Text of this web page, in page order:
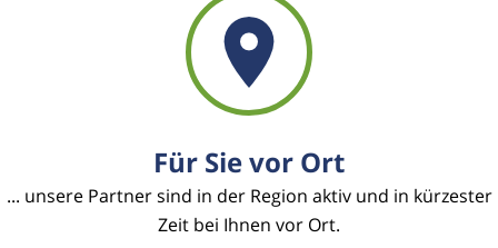
Für Sie vor Ort
... unsere Partner sind in der Region aktiv und in kürzester
Zeit bei Ihnen vor Ort.